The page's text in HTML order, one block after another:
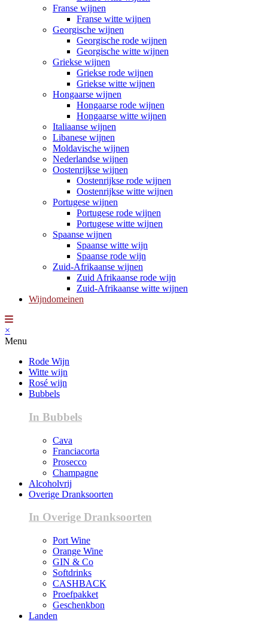
Franse wijnen
Franse witte wijnen
Georgische wijnen
Georgische rode wijnen
Georgische witte wijnen
Griekse wijnen
Griekse rode wijnen
Griekse witte wijnen
Hongaarse wijnen
Hongaarse rode wijnen
Hongaarse witte wijnen
Italiaanse wijnen
Libanese wijnen
Moldavische wijnen
Nederlandse wijnen
Oostenrijkse wijnen
Oostenrijkse rode wijnen
Oostenrijkse witte wijnen
Portugese wijnen
Portugese rode wijnen
Portugese witte wijnen
Spaanse wijnen
Spaanse witte wijn
Spaanse rode wijn
Zuid-Afrikaanse wijnen
Zuid Afrikaanse rode wijn
Zuid-Afrikaanse witte wijnen
Wijndomeinen
×
Menu
Rode Wijn
Witte wijn
Rosé wijn
Bubbels
In Bubbels
Cava
Franciacorta
Prosecco
Champagne
Alcoholvrij
Overige Dranksoorten
In Overige Dranksoorten
Port Wine
Orange Wine
GIN & Co
Softdrinks
CASHBACK
Proefpakket
Geschenkbon
Landen